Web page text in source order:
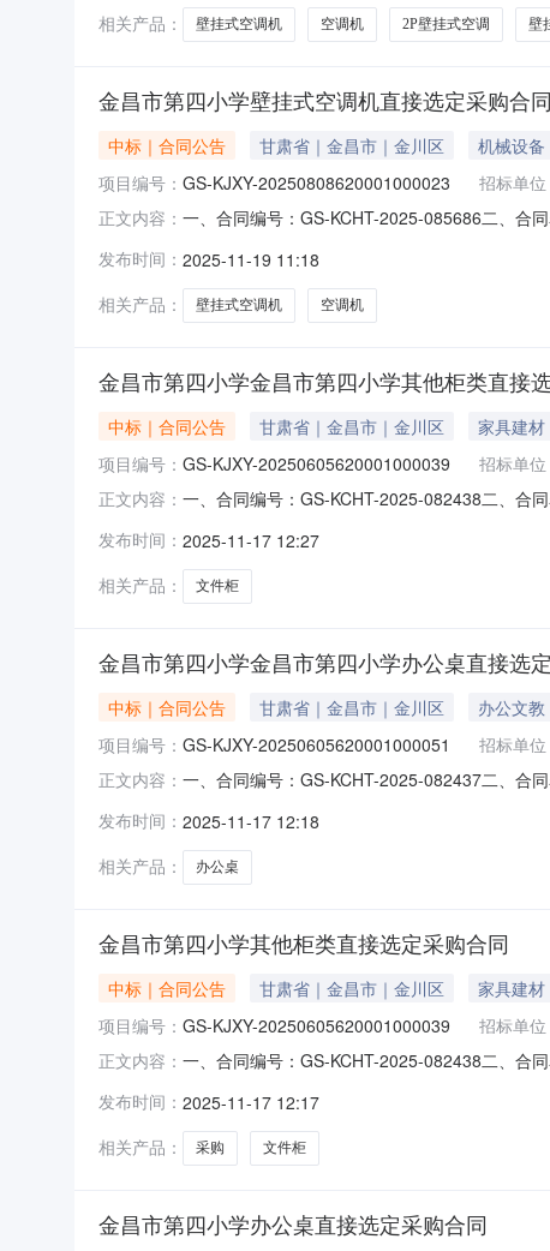
相关产品：
壁挂式空调机 空调机 2P壁挂式空调 壁
金昌市第四小学壁挂式空调机直接选定采购合同
中标｜合同公告 甘肃省｜金昌市｜金川区 机械设备
项目编号： GS-KJXY-20250808620001000023 招标单位
正文内容： 一、合同编号：GS-KCHT-2025-085686二、合
昌市金川区新华路街道联系方式：13884500601
发布时间： 2025-11-19 11:18
相关产品：
壁挂式空调机 空调机
金昌市第四小学金昌市第四小学其他柜类直接
中标｜合同公告 甘肃省｜金昌市｜金川区 家具建材
项目编号： GS-KJXY-20250605620001000039 招标单位
正文内容： 一、合同编号：GS-KCHT-2025-082438二、合
区金川路联系方式：13619359510六、合同主要
发布时间： 2025-11-17 12:27
相关产品：
文件柜
金昌市第四小学金昌市第四小学办公桌直接选
中标｜合同公告 甘肃省｜金昌市｜金川区 办公文教
项目编号： GS-KJXY-20250605620001000051 招标单位
正文内容： 一、合同编号：GS-KCHT-2025-082437二、合
金川路联系方式：13619359510六、合同主要信
发布时间： 2025-11-17 12:18
相关产品：
办公桌
金昌市第四小学其他柜类直接选定采购合同
中标｜合同公告 甘肃省｜金昌市｜金川区 家具建材
项目编号： GS-KJXY-20250605620001000039 招标单位
正文内容： 一、合同编号：GS-KCHT-2025-082438二、合
金川区金川路联系方式：13619359510六、合同
发布时间： 2025-11-17 12:17
相关产品：
采购 文件柜
金昌市第四小学办公桌直接选定采购合同